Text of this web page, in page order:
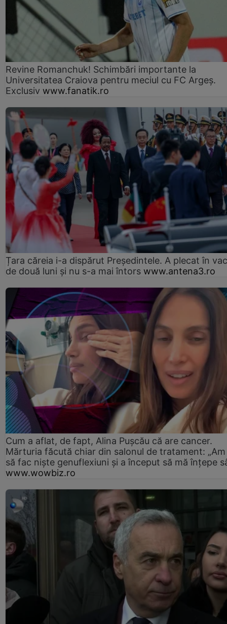
Revine Romanchuk! Schimbări importante la
Universitatea Craiova pentru meciul cu FC Argeş.
Exclusiv www.fanatik.ro
Țara căreia i-a dispărut Președintele. A plecat în
de două luni și nu s-a mai întors www.antena3.ro
Cum a aflat, de fapt, Alina Pușcău că are cancer.
Mărturia făcută chiar din salonul de tratament:
să fac niște genuflexiuni și a început să mă înțepe
www.wowbiz.ro